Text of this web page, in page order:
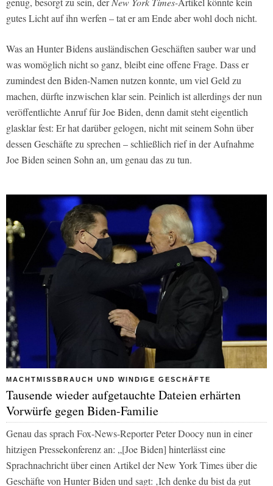
gutes Licht auf ihn werfen – tat er am Ende aber wohl doch nicht.
Was an Hunter Bidens ausländischen Geschäften sauber war und
was womöglich nicht so ganz, bleibt eine offene Frage. Dass er
zumindest den Biden-Namen nutzen konnte, um viel Geld zu
machen, dürfte inzwischen klar sein. Peinlich ist allerdings der nun
veröffentlichte Anruf für Joe Biden, denn damit steht eigentlich
glasklar fest: Er hat darüber gelogen, nicht mit seinem Sohn über
dessen Geschäfte zu sprechen – schließlich rief in der Aufnahme
Joe Biden seinen Sohn an, um genau das zu tun.
MACHTMISSBRAUCH UND WINDIGE GESCHÄFTE
Tausende wieder aufgetauchte Dateien erhärten
Vorwürfe gegen Biden-Familie
Genau das sprach Fox-News-Reporter Peter Doocy nun in einer
hitzigen Pressekonferenz an: „[Joe Biden] hinterlässt eine
Sprachnachricht über einen Artikel der New York Times über die
Geschäfte von Hunter Biden und sagt: ‚Ich denke du bist da gut